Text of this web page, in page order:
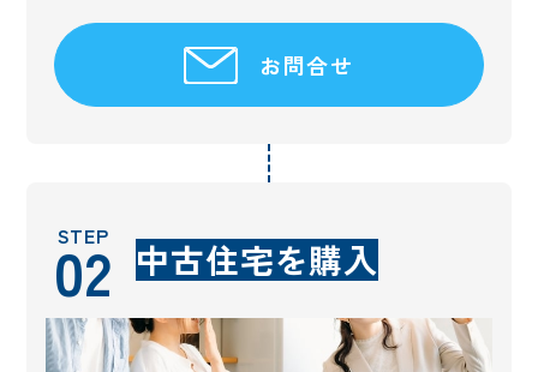
お問合せ
STEP
02 中古住宅を購入